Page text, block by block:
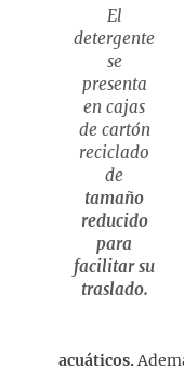
El
detergente
se
presenta
en cajas
de cartón
reciclado
de
tamaño
reducido
para
facilitar su
traslado.
acuáticos.